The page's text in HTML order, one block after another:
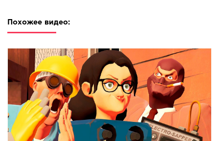
Похожее видео: